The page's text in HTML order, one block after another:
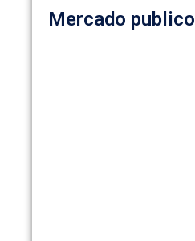
Mercado publico